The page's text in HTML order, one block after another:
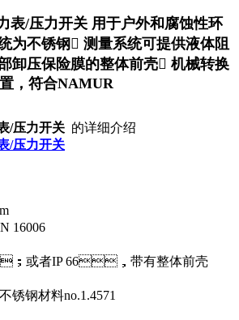
表/压力开关 用于户外和腐蚀性环
为不锈钢􀂄 测量系统可提供液体阻
卸压保险膜的整体前壳􀂄 机械转换
，符合NAMUR
/压力开关 的详细介绍
/压力开关
16006
；或者IP 66，带有整体前壳
锈钢材料no.1.4571